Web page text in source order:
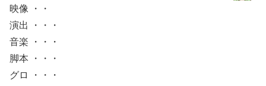
映像 ・・
演出 ・・・
音楽 ・・・
脚本 ・・・
グロ ・・・